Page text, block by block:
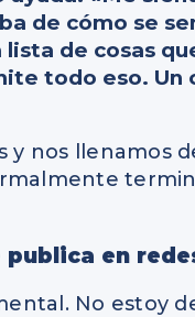
de cómo se
de cosas
todo eso. Un
y nos llenamos
publica en
No estoy